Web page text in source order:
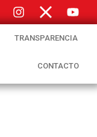
TRANSPARENCIA
CONTACTO